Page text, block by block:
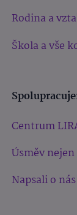
Rodina a
Škola a vše
Centrum
Úsměv
Napsali o nás